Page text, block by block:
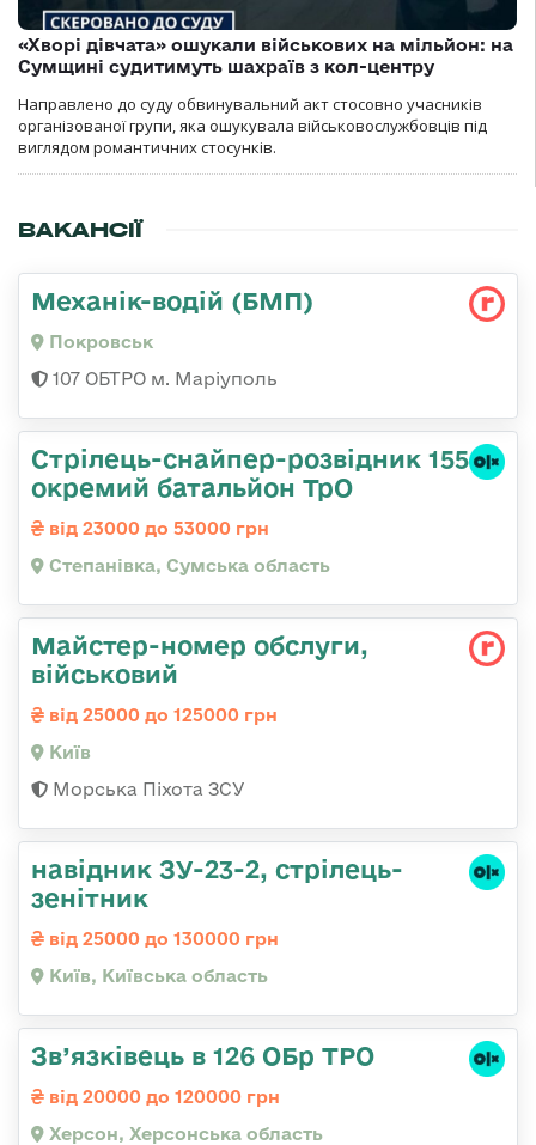
«Хворі дівчата» ошукали військових на мільйон: на
Сумщині судитимуть шахраїв з кол-центру
Направлено до суду обвинувальний акт стосовно учасників
організованої групи, яка ошукувала військовослужбовців під
виглядом романтичних стосунків.
ВАКАНСІЇ
Механік-водій (БМП)
Покровськ
107 ОБТРО м. Маріуполь
Стрілець-снайпер-розвідник 155
окремий батальйон ТрО
від 23000 до 53000 грн
Степанівка, Сумська область
Майстеp-номеp обслуги,
військовий
від 25000 до 125000 грн
Київ
Морська Піхота ЗСУ
навідник ЗУ-23-2, стрілець-
зенітник
від 25000 до 130000 грн
Київ, Київська область
Зв’язківець в 126 ОБр ТРО
від 20000 до 120000 грн
Херсон, Херсонська область